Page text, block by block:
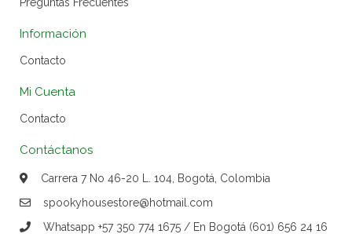
Información
Contacto
Mi Cuenta
Contacto
Contáctanos
Carrera 7 No 46-20 L. 104, Bogotá, Colombia
spookyhousestore@hotmail.com
Whatsapp +57 350 774 1675 / En Bogotá (601) 656 24 16